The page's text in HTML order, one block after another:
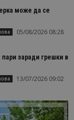
може да се
05/08/2026 08:28
заради грешки в
13/07/2026 09:02